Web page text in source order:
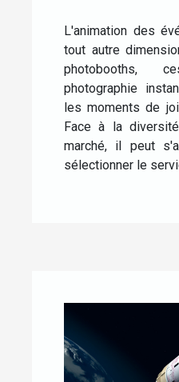
événements
L'animation des
tout autre
photobooths,
photographie
les moments de
Face à la
marché, il peut
sélectionner le